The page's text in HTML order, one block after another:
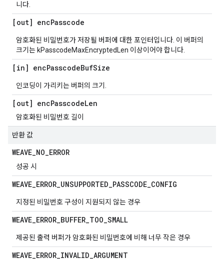
니다.
[out] encPasscode
암호화된 비밀번호가 저장될 버퍼에 대한 포인터입니다. 이 버퍼의
크기는 kPasscodeMaxEncryptedLen 이상이어야 합니다.
[in] encPasscodeBufSize
인코딩이 가리키는 버퍼의 크기.
[out] encPasscodeLen
암호화된 비밀번호 길이
반환 값
WEAVE_NO_ERROR
성공 시
WEAVE_ERROR_UNSUPPORTED_PASSCODE_CONFIG
지정된 비밀번호 구성이 지원되지 않는 경우
WEAVE_ERROR_BUFFER_TOO_SMALL
제공된 출력 버퍼가 암호화된 비밀번호에 비해 너무 작은 경우
WEAVE_ERROR_INVALID_ARGUMENT